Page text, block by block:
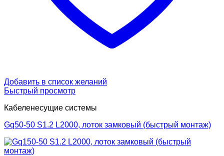
Добавить в список желаний
Быстрый просмотр
Кабеленесущие системы
Gq50-50 S1.2 L2000, лоток замковый (быстрый монтаж)